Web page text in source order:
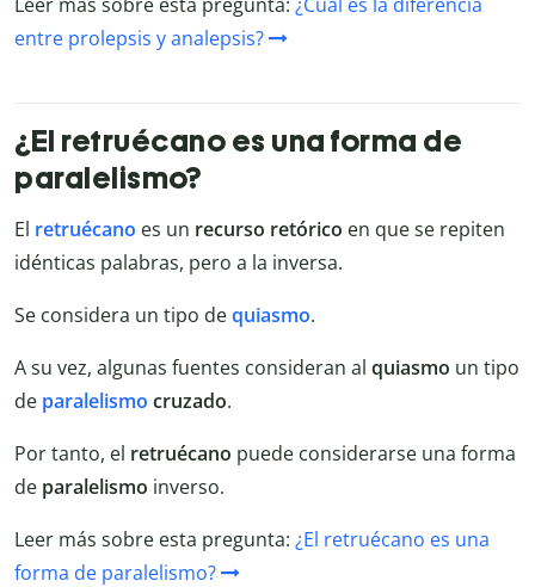
entre prolepsis y analepsis?
¿El retruécano es una forma de
paralelismo?
El retruécano es un recurso retórico en que se repiten
idénticas palabras, pero a la inversa.
Se considera un tipo dequiasmo.
A su vez, algunas fuentes consideran al quiasmo un tipo
de paralelismo cruzado.
Por tanto, el retruécano puede considerarse una forma
de paralelismo inverso.
Leer más sobre esta pregunta: ¿El retruécano es una
forma de paralelismo?